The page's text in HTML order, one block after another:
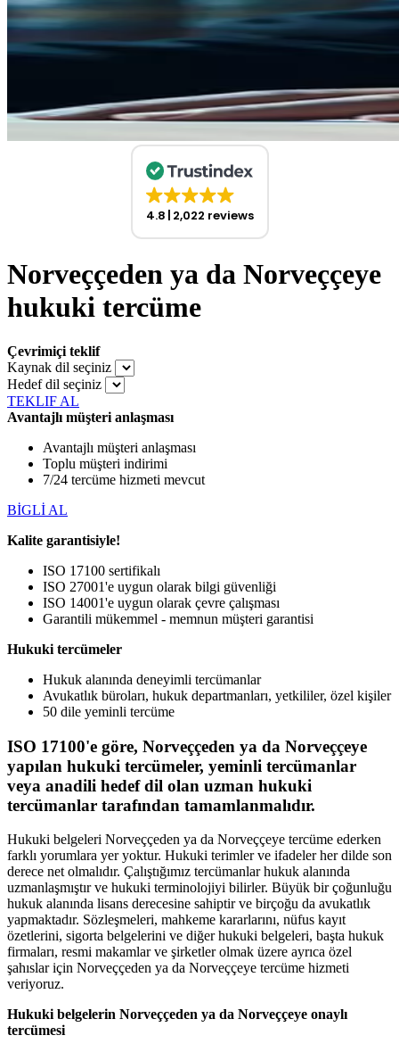
4.8 2,022 reviews
Norveççeden ya da Norveççeye
hukuki tercüme
Çevrimiçi teklif
Kaynak dil seçiniz
Hedef dil seçiniz
TEKLIF AL
Avantajlı müşteri anlaşması
Avantajlı müşteri anlaşması
Toplu müşteri indirimi
7/24 tercüme hizmeti mevcut
BİGLİ AL
Kalite garantisiyle!
ISO 17100 sertifikalı
ISO 27001'e uygun olarak bilgi güvenliği
ISO 14001'e uygun olarak çevre çalışması
Garantili mükemmel - memnun müşteri garantisi
Hukuki tercümeler
Hukuk alanında deneyimli tercümanlar
Avukatlık büroları, hukuk departmanları, yetkililer, özel kişiler
50 dile yeminli tercüme
ISO 17100'e göre, Norveççeden ya da Norveççeye
yapılan hukuki tercümeler, yeminli tercümanlar
veya anadili hedef dil olan uzman hukuki
tercümanlar tarafından tamamlanmalıdır.
Hukuki belgeleri Norveççeden ya da Norveççeye tercüme ederken
farklı yorumlara yer yoktur. Hukuki terimler ve ifadeler her dilde son
derece net olmalıdır. Çalıştığımız tercümanlar hukuk alanında
uzmanlaşmıştır ve hukuki terminolojiyi bilirler. Büyük bir çoğunluğu
hukuk alanında lisans derecesine sahiptir ve birçoğu da avukatlık
yapmaktadır. Sözleşmeleri, mahkeme kararlarını, nüfus kayıt
özetlerini, sigorta belgelerini ve diğer hukuki belgeleri, başta hukuk
firmaları, resmi makamlar ve şirketler olmak üzere ayrıca özel
şahıslar için Norveççeden ya da Norveççeye tercüme hizmeti
veriyoruz.
Hukuki belgelerin Norveççeden ya da Norveççeye onaylı
tercümesi